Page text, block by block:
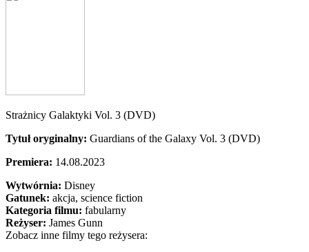
Strażnicy Galaktyki Vol. 3 (DVD)
Tytuł oryginalny: Guardians of the Galaxy Vol. 3 (DVD)
Premiera: 14.08.2023
Wytwórnia: Disney
Gatunek: akcja, science fiction
Kategoria filmu: fabularny
Reżyser: James Gunn
Zobacz inne filmy tego reżysera: